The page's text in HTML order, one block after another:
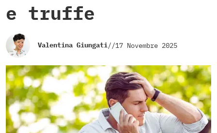
e truffe
Valentina Giungati//17 Novembre 2025